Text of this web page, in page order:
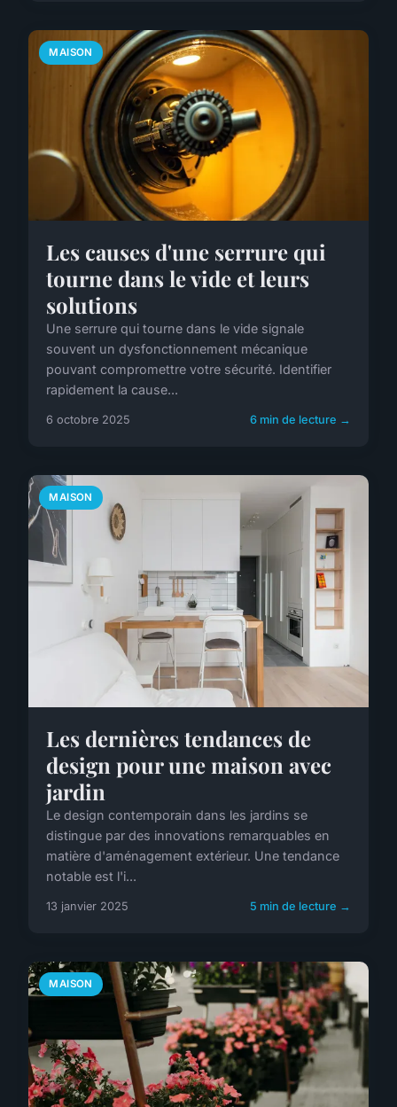
MAISON
Les causes d'une serrure qui
tourne dans le vide et leurs
solutions
Une serrure qui tourne dans le vide signale
souvent un dysfonctionnement mécanique
pouvant compromettre votre sécurité. Identifier
rapidement la cause...
6 octobre 2025 6 min de lecture →
MAISON
Les dernières tendances de
design pour une maison avec
jardin
Le design contemporain dans les jardins se
distingue par des innovations remarquables en
matière d'aménagement extérieur. Une tendance
notable est l'i...
13 janvier 2025 5 min de lecture →
MAISON